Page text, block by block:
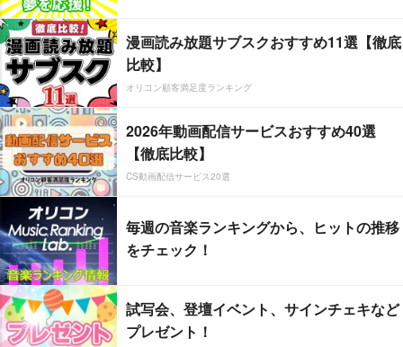
漫画読み放題サブスクおすすめ11選【徹底
比較】
オリコン顧客満足度ランキング
2026年動画配信サービスおすすめ40選
【徹底比較】
CS動画配信サービス20選
毎週の音楽ランキングから、ヒットの推移
をチェック！
試写会、登壇イベント、サインチェキなど
プレゼント！